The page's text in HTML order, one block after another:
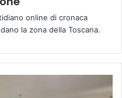
online di cronaca
la zona della Toscana.